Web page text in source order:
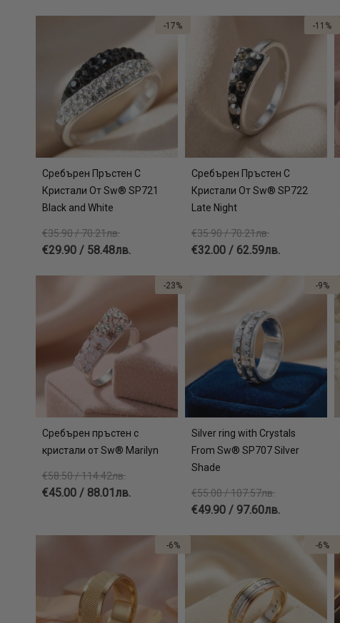
Сребърен Пръстен С
Кристали От Sw® SP721
Black and White
€35.90 / 70.21лв.
€29.90 / 58.48лв.
-17%
Сребърен Пръстен С
Кристали От Sw® SP722
Late Night
€35.90 / 70.21лв.
€32.00 / 62.59лв.
-11%
Сребърен пръстен с
кристали от Sw® Mаrilyn
€58.50 / 114.42лв.
€45.00 / 88.01лв.
-23%
Silver ring with Crystals
From Sw® SP707 Silver
Shade
€55.00 / 107.57лв.
€49.90 / 97.60лв.
-9%
-6% -6%